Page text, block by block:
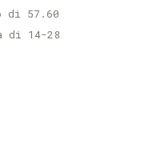
di 57.60
di 14-28